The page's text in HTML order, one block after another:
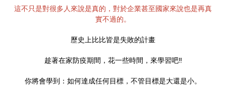
這不只是對很多人來說是真的，對於企業甚至國家來說也是再真
實不過的。
歷史上比比皆是失敗的計畫
趁著在家防疫期間，花一些時間，來學習吧‼️
你將會學到：如何達成任何目標，不管目標是大還是小。